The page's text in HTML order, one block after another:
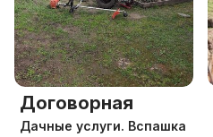
Договорная
Дачные услуги. Вспашка